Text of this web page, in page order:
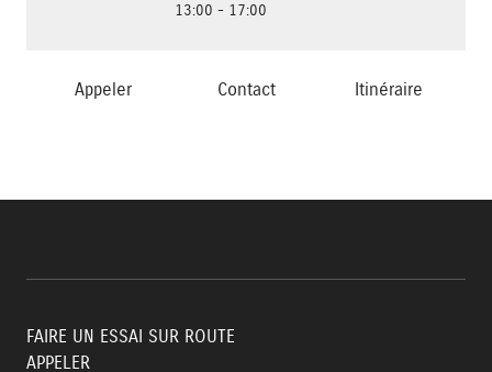
13:00 - 17:00
Appeler Contact Itinéraire
FAIRE UN ESSAI SUR ROUTE
APPELER